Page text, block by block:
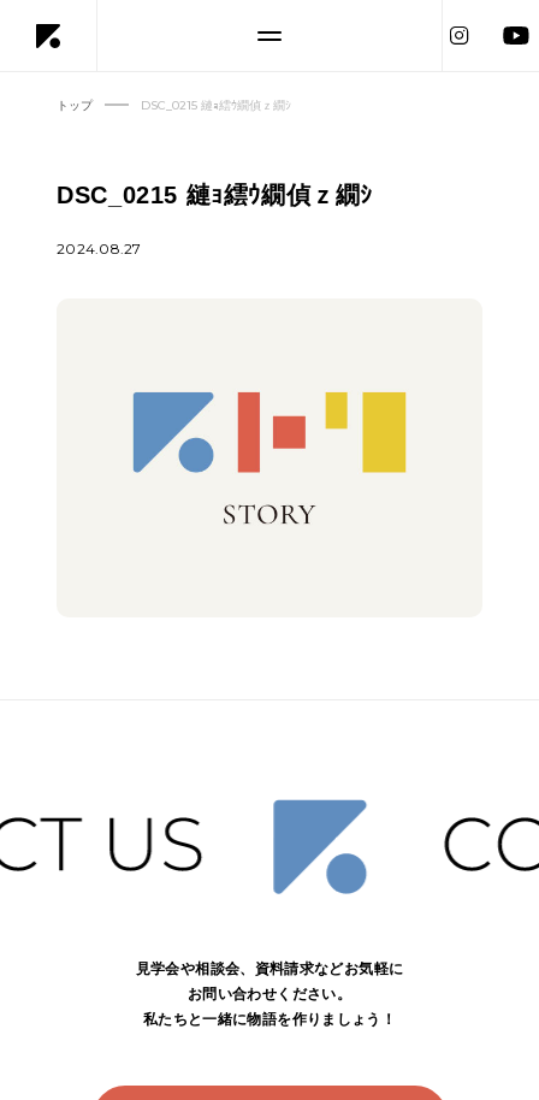
トップ DSC_0215 縺ｮ繧ｳ繝偵ｚ繝ｼ
DSC_0215 縺ｮ繧ｳ繝偵ｚ繝ｼ
2024.08.27
見学会や相談会、資料請求などお気軽に
お問い合わせください。
私たちと一緒に物語を作りましょう！